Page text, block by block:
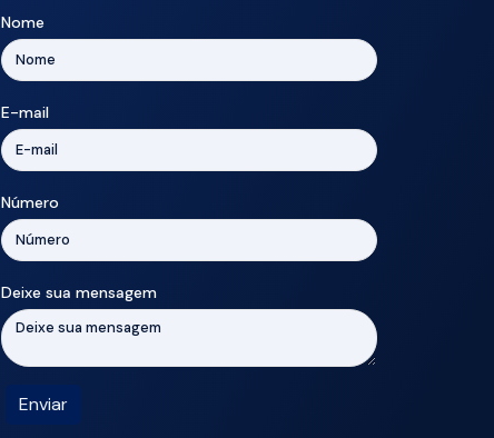
Nome
E-mail
Número
Deixe sua mensagem